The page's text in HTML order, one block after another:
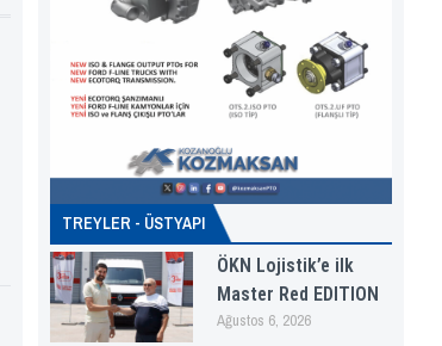
TREYLER - ÜSTYAPI
ÖKN Lojistik’e ilk
Master Red EDITION
Ağustos 6, 2026